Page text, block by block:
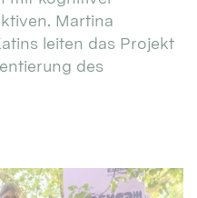
Martina
leiten das Projekt
des